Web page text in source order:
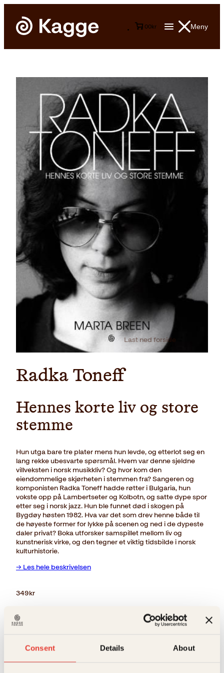
Consent Details About
Meny
00kr
Last ned forside
Radka Toneff
Hennes korte liv og store
stemme
Hun utga bare tre plater mens hun levde, og etterlot seg en
lang rekke ubesvarte spørsmål. Hvem var denne sjeldne
villveksten i norsk musikkliv? Og hvor kom den
eiendommelige skjørheten i stemmen fra? Sangeren og
komponisten Radka Toneff hadde røtter i Bulgaria, hun
vokste opp på Lambertseter og Kolbotn, og satte dype spor
etter seg i norsk jazz. Hun ble funnet død i skogen på
Bygdøy høsten 1982. Hva var det som drev henne både til
de høyeste former for lykke på scenen og ned i de dypeste
daler privat? Boka utforsker samspillet mellom liv og
kunstnerisk virke, og den tegner et viktig tidsbilde i norsk
kulturhistorie.
→ Les hele beskrivelsen
349kr
Ikke på lager
Ikke tilgjengelig (årsak uspesifisert)
Beskrivelse